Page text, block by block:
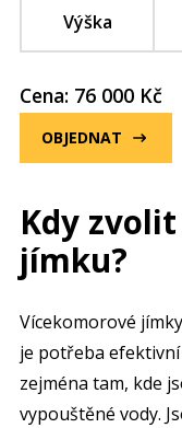
Výška
Cena: 76 000 Kč
OBJEDNAT
Kdy
jímku?
Vícekomorové
je potřeba
zejména tam, kde
vypouštěné vody.